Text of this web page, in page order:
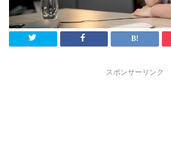
スポンサーリンク